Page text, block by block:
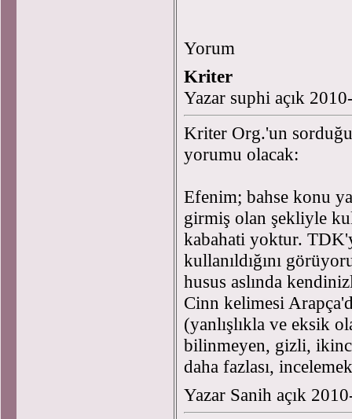
Yorum
Kriter
Yazar suphi açık
Kriter Org.'un
yorumu olacak:
Efenim; bahse konu
girmiş olan şekliyle
kabahati yoktur.
kullanıldığını
husus aslında
Cinn kelimesi
(yanlışlıkla ve eksik
bilinmeyen, gizli,
daha fazlası,
Yazar Sanih açık